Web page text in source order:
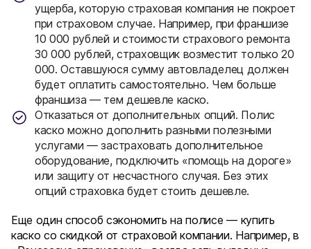
ущерба, которую страховая компания не покроет
при страховом случае. Например, при франшизе
10 000 рублей и стоимости страхового ремонта
30 000 рублей, страховщик возместит только 20
000. Оставшуюся сумму автовладелец должен
будет оплатить самостоятельно. Чем больше
франшиза — тем дешевле каско.
Отказаться от дополнительных опций. Полис
каско можно дополнить разными полезными
услугами — застраховать дополнительное
оборудование, подключить «помощь на дороге»
или защиту от несчастного случая. Без этих
опций страховка будет стоить дешевле.
Еще один способ сэкономить на полисе — купить
каско со скидкой от страховой компании. Например, в